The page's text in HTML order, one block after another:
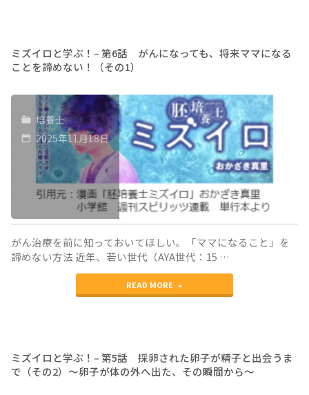
た
期
に
自
然
妊
娠！
な
ぜ？
ロ
学
ぶ！‒
第
6
話
が
に
な
も、
将
ミズイロと学ぶ！‒ 第6話 がんになっても、将来ママになる
ことを諦めない！（その1）
培養士
2025年11月18日
がん治療を前に知っておいてほしい。「ママになること」を
諦めない方法 近年、若い世代（AYA世代：15 …
READ MORE
"ミ
ロ
と
ミズイロと学ぶ！‒ 第5話 採卵された卵子が精子と出会うま
で（その2）〜卵子が体の外へ出た、その瞬間から〜